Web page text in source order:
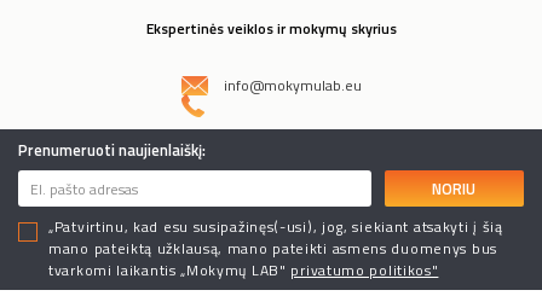
Ekspertinės veiklos ir mokymų skyrius
info@mokymulab.eu
Prenumeruoti naujienlaiškį:
NORIU
„Patvirtinu, kad esu susipažinęs(-usi), jog, siekiant atsakyti į šią
mano pateiktą užklausą, mano pateikti asmens duomenys bus
tvarkomi laikantis „Mokymų LAB" privatumo politikos"